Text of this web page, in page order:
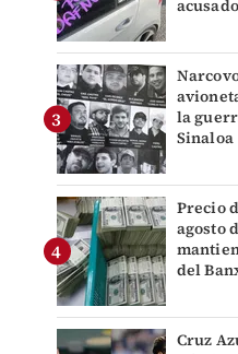
la
Sinaloa
Precio
agosto
del
Cruz